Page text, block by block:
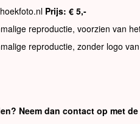
Prijs: € 5,-
reproductie, voorzien van
reproductie, zonder logo
Neem dan contact op met